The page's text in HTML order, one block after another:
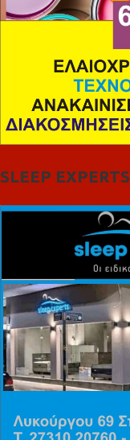
SLEEP EXPERTS